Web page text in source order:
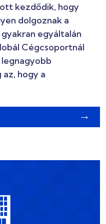
kezdődik, hogy
dolgoznak a
egyáltalán
Cégcsoportnál
hogy a
→